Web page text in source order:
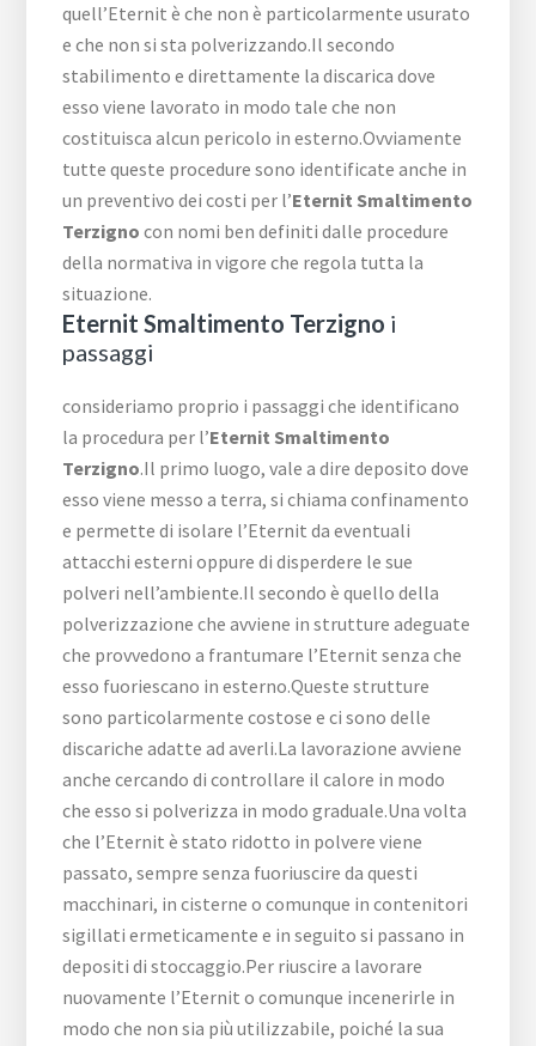
quell’Eternit è che non è particolarmente usurato
e che non si sta polverizzando.Il secondo
stabilimento e direttamente la discarica dove
esso viene lavorato in modo tale che non
costituisca alcun pericolo in esterno.Ovviamente
tutte queste procedure sono identificate anche in
un preventivo dei costi per l’Eternit Smaltimento
Terzigno con nomi ben definiti dalle procedure
della normativa in vigore che regola tutta la
situazione.
Eternit Smaltimento Terzigno i
passaggi
consideriamo proprio i passaggi che identificano
la procedura per l’Eternit Smaltimento
Terzigno.Il primo luogo, vale a dire deposito dove
esso viene messo a terra, si chiama confinamento
e permette di isolare l’Eternit da eventuali
attacchi esterni oppure di disperdere le sue
polveri nell’ambiente.Il secondo è quello della
polverizzazione che avviene in strutture adeguate
che provvedono a frantumare l’Eternit senza che
esso fuoriescano in esterno.Queste strutture
sono particolarmente costose e ci sono delle
discariche adatte ad averli.La lavorazione avviene
anche cercando di controllare il calore in modo
che esso si polverizza in modo graduale.Una volta
che l’Eternit è stato ridotto in polvere viene
passato, sempre senza fuoriuscire da questi
macchinari, in cisterne o comunque in contenitori
sigillati ermeticamente e in seguito si passano in
depositi di stoccaggio.Per riuscire a lavorare
nuovamente l’Eternit o comunque incenerirle in
modo che non sia più utilizzabile, poiché la sua